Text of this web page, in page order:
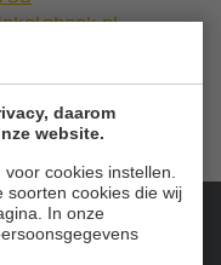
daarom
website.
cookies instellen.
soorten cookies die wij
In onze